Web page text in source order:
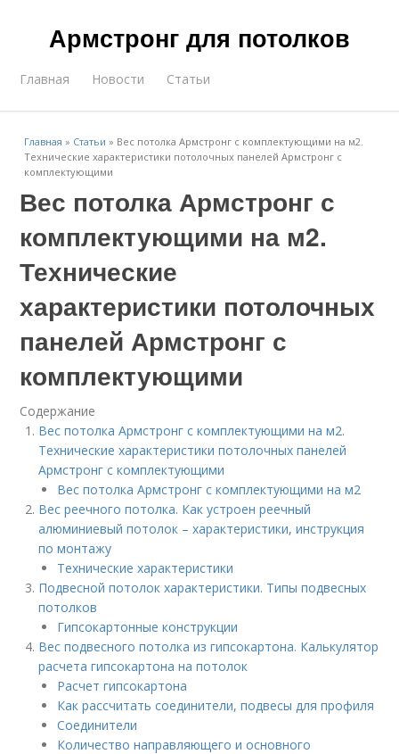
Армстронг для потолков
Главная Новости Статьи
Главная » Статьи » Вес потолка Армстронг с комплектующими на м2.
Технические характеристики потолочных панелей Армстронг с
комплектующими
Вес потолка Армстронг с
комплектующими на м2.
Технические
характеристики потолочных
панелей Армстронг с
комплектующими
Содержание
Вес потолка Армстронг с комплектующими на м2.
Технические характеристики потолочных панелей
Армстронг с комплектующими
Вес потолка Армстронг с комплектующими на м2
Вес реечного потолка. Как устроен реечный
алюминиевый потолок – характеристики, инструкция
по монтажу
Технические характеристики
Подвесной потолок характеристики. Типы подвесных
потолков
Гипсокартонные конструкции
Вес подвесного потолка из гипсокартона. Калькулятор
расчета гипсокартона на потолок
Расчет гипсокартона
Как рассчитать соединители, подвесы для профиля
Соединители
Количество направляющего и основного